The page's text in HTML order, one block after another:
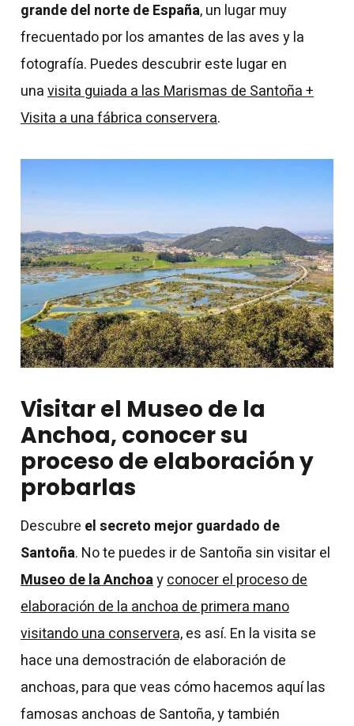
grande del norte de España, un lugar muy
frecuentado por los amantes de las aves y la
fotografía. Puedes descubrir este lugar en
unavisita guiada a las Marismas de Santoña +
Visita a una fábrica conservera.
Visitar el Museo de la
Anchoa, conocer su
proceso de elaboración y
probarlas
Descubre el secreto mejor guardado de
Santoña. No te puedes ir de Santoña sin visitar el
Museo de la Anchoayconocer el proceso de
elaboración de la anchoa de primera mano
visitando una conservera,es así. En la visita se
hace una demostración de elaboración de
anchoas, para que veas cómo hacemos aquí las
famosas anchoas de Santoña, y también